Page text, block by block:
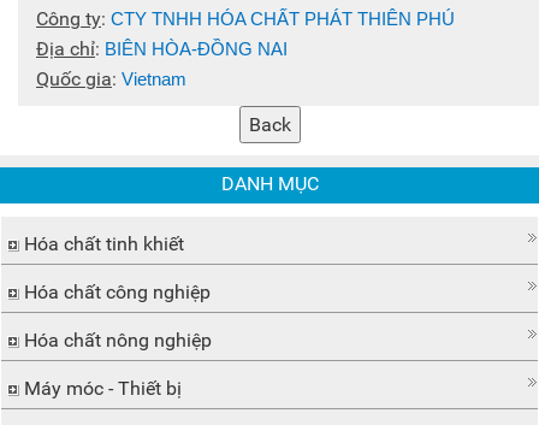
Công ty: CTY TNHH HÓA CHẤT PHÁT THIÊN PHÚ
Địa chỉ: BIÊN HÒA-ĐỒNG NAI
Quốc gia: Vietnam
DANH MỤC
Hóa chất tinh khiết
Hóa chất công nghiệp
Hóa chất nông nghiệp
Máy móc - Thiết bị